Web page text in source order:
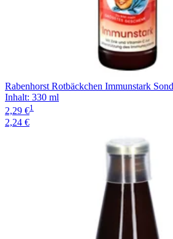
Rabenhorst Rotbäckchen Immunstark
Inhalt: 330 ml
2,29 €1
2,24 €